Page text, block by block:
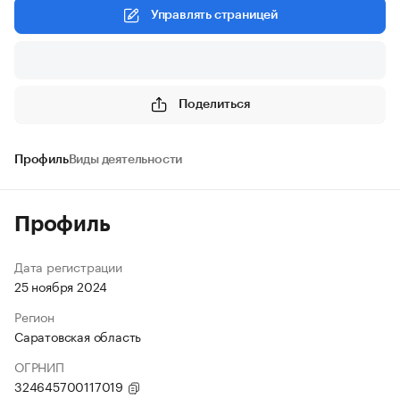
Управлять страницей
Поделиться
ПрофильВиды деятельности
Профиль
Дата регистрации
25 ноября 2024
Регион
Саратовская область
ОГРНИП
324645700117019